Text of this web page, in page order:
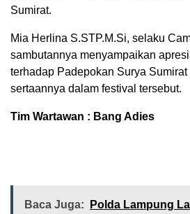
Sumirat.
Mia Herlina S.STP.M.Si, selaku
sambutannya menyampaikan
terhadap Padepokan Surya Sumirat
sertaannya dalam festival tersebut.
Tim Wartawan : Bang Adies
Baca Juga:
Polda Lampung